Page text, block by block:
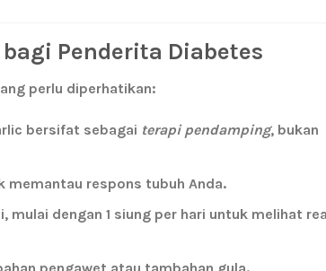
Penderita Diabetes
perlu diperhatikan:
bersifat sebagai terapi pendamping, bukan
memantau respons tubuh Anda.
dengan 1 siung per hari untuk melihat